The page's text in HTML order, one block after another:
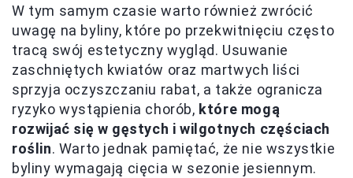
W tym samym czasie warto również zwrócić
uwagę na byliny, które po przekwitnięciu często
tracą swój estetyczny wygląd. Usuwanie
zaschniętych kwiatów oraz martwych liści
sprzyja oczyszczaniu rabat, a także ogranicza
ryzyko wystąpienia chorób, które mogą
rozwijać się w gęstych i wilgotnych częściach
roślin. Warto jednak pamiętać, że nie wszystkie
byliny wymagają cięcia w sezonie jesiennym.